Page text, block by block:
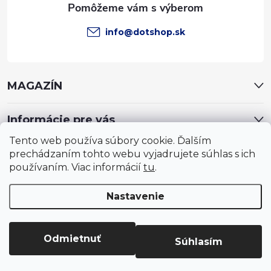
Tento web používa súbory cookie. Ďalším
prechádzaním tohto webu vyjadrujete súhlas s ich
používaním. Viac informácií tu.
Nastavenie
Odmietnuť Súhlasím
info@dotshop.sk
MAGAZÍN
Informácie pre vás
Copyright 2026DotShop - všetko pre záhradu, dom, chovateľa,
. Všetky práva vyhradené.Upraviť nastavenie cookies